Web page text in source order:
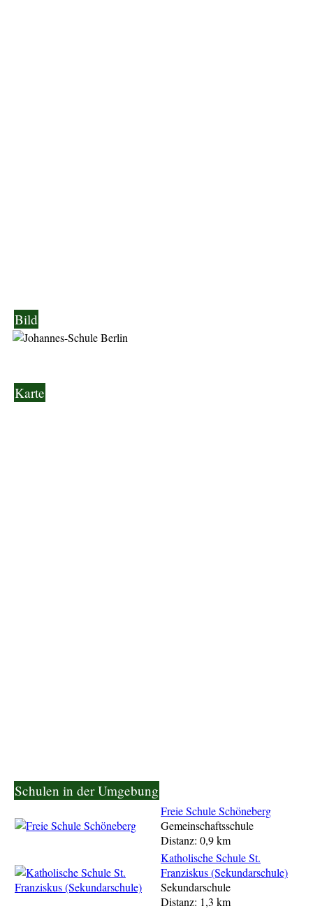
Bild
Karte
Schulen in der Umgebung
Freie Schule Schöneberg
Gemeinschaftsschule
Distanz: 0,9 km
Katholische Schule St.
Franziskus (Sekundarschule)
Sekundarschule
Distanz: 1,3 km